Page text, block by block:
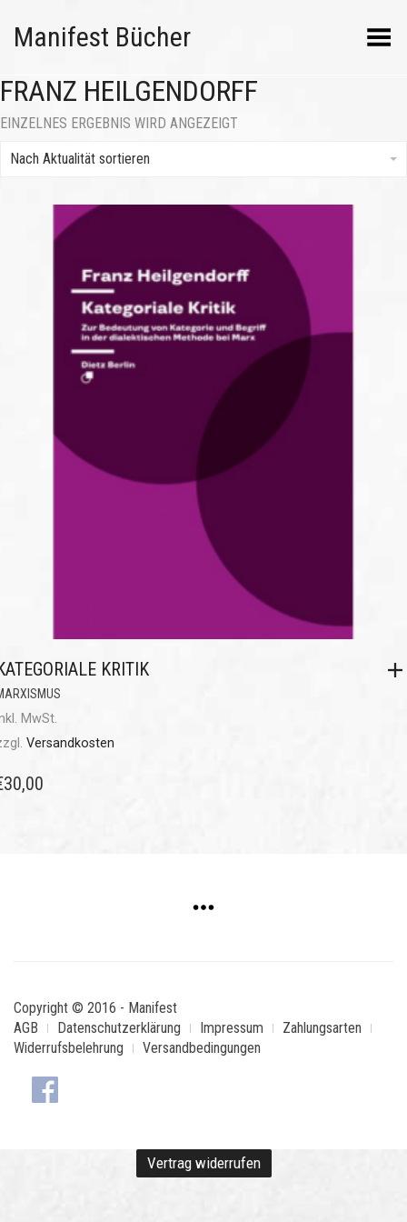
Manifest Bücher Menü umschalten
FRANZ HEILGENDORFF
EINZELNES ERGEBNIS WIRD ANGEZEIGT
Nach Aktualität sortieren
KRITIK
MwSt.
Versandkosten
30,00
Copyright © 2016 - Manifest
AGB
Datenschutzerklärung Impressum
Zahlungsarten
Widerrufsbelehrung
Versandbedingungen
Vertrag widerrufen